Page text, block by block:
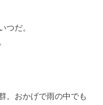
つだ。
。おかげで雨の中でも